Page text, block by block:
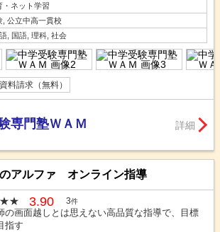
・ネット学習
, 公立中高一貫校
, 国語, 理科, 社会
料請求（無料）
専門塾ＷＡＭ 詳細
アルファ オンライン指導
3.90 3件
の画面越しとは思えない高品質な指導で、目標
指す